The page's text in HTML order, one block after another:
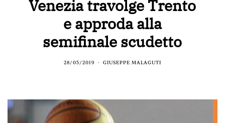
Venezia travolge Trento
e approda alla
semifinale scudetto
28/05/2019 GIUSEPPE MALAGUTI